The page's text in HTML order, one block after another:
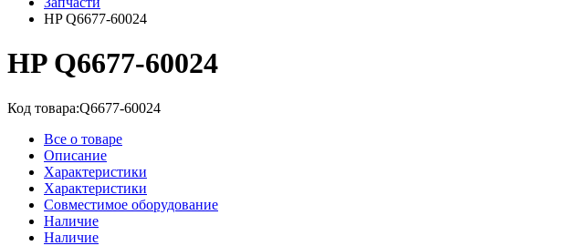
HP Q6677-60024
HP Q6677-60024
Код товара:Q6677-60024
Все о товаре
Описание
Характеристики
Характеристики
Совместимое оборудование
Наличие
Наличие